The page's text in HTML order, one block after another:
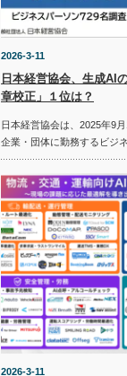
2026-3-11
日本経営協会、生成AI
章校正」１位は？
日本経営協会は、2025年9
企業・団体に勤務するビジ
2026-3-11